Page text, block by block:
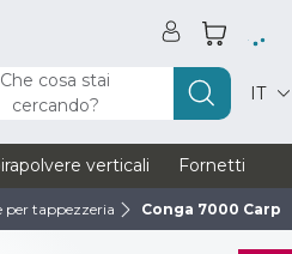
Che cosa stai
cercando?
IT
verticali Fornetti
per tappezzeria Conga 7000